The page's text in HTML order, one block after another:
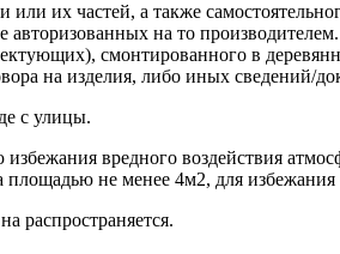
их частей, а также
на то производителем.
смонтированного в
на изделия, либо иных
с улицы.
вредного воздействия
не менее 4м2, для
распространяется.